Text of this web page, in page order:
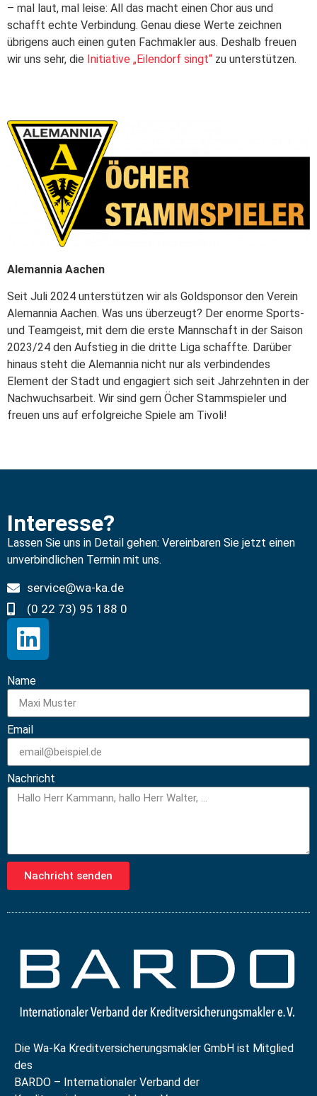
– mal laut, mal leise: All das macht einen Chor aus und
schafft echte Verbindung. Genau diese Werte zeichnen
übrigens auch einen guten Fachmakler aus. Deshalb freuen
wir uns sehr, die Initiative „Eilendorf singt“ zu unterstützen.
Alemannia Aachen
Seit Juli 2024 unterstützen wir als Goldsponsor den Verein
Alemannia Aachen. Was uns überzeugt? Der enorme Sports-
und Teamgeist, mit dem die erste Mannschaft in der Saison
2023/24 den Aufstieg in die dritte Liga schaffte. Darüber
hinaus steht die Alemannia nicht nur als verbindendes
Element der Stadt und engagiert sich seit Jahrzehnten in der
Nachwuchsarbeit. Wir sind gern Öcher Stammspieler und
freuen uns auf erfolgreiche Spiele am Tivoli!
Interesse?
Lassen Sie uns in Detail gehen: Vereinbaren Sie jetzt einen
unverbindlichen Termin mit uns.
service@wa-ka.de
(0 22 73) 95 188 0
Name
Email
Nachricht
Nachricht senden
Die Wa-Ka Kreditversicherungsmakler GmbH ist Mitglied
des
BARDO – Internationaler Verband der